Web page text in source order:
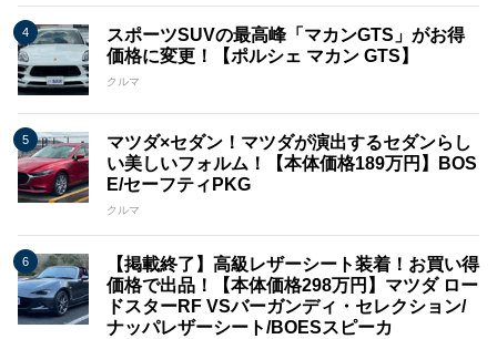
スポーツSUVの最高峰「マカンGTS」がお得
価格に変更！【ポルシェ マカン GTS】
クルマ
マツダ×セダン！マツダが演出するセダンらし
い美しいフォルム！【本体価格189万円】BOS
E/セーフティPKG
クルマ
【掲載終了】高級レザーシート装着！お買い得
価格で出品！【本体価格298万円】マツダ ロー
ドスターRF VSバーガンディ・セレクション/
ナッパレザーシート/BOESスピーカ